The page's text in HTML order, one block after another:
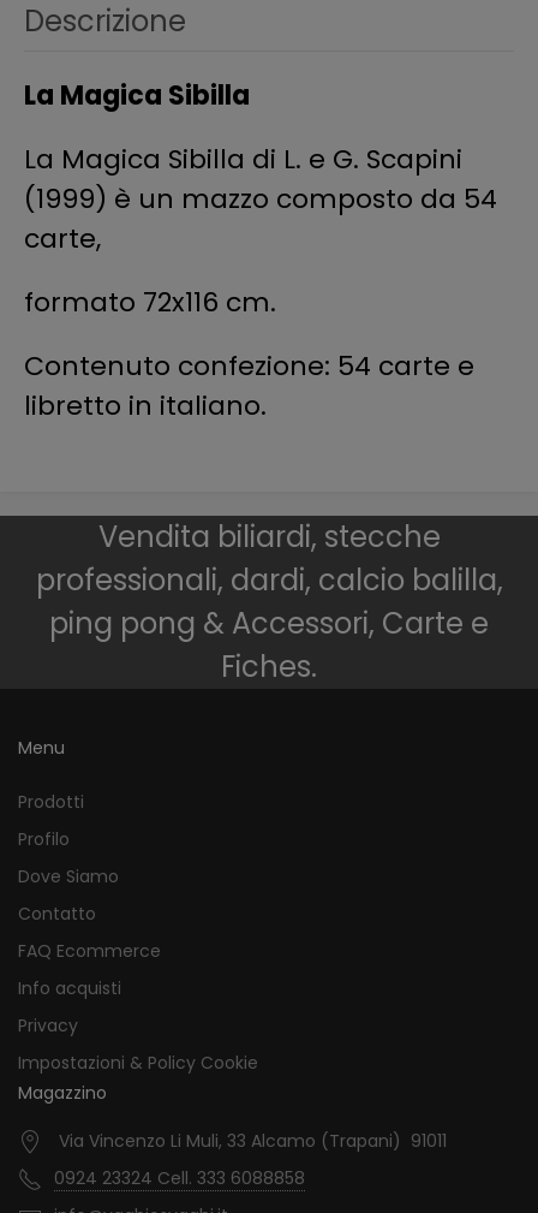
Descrizione
La Magica Sibilla
La Magica Sibilla di L. e G. Scapini
(1999) è un mazzo composto da 54
carte,
formato 72x116 cm.
Contenuto confezione: 54 carte e
libretto in italiano.
Vendita biliardi, stecche
professionali, dardi, calcio balilla,
ping pong & Accessori, Carte e
Fiches.
Menu
Prodotti
Profilo
Dove Siamo
Contatto
FAQ Ecommerce
Info acquisti
Privacy
Impostazioni & Policy Cookie
Magazzino
Via Vincenzo Li Muli, 33 Alcamo (Trapani) 91011
0924 23324 Cell. 333 6088858